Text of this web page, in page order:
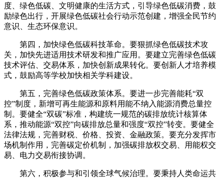
度、绿色低碳、文明健康的生活方式，引导绿色低碳消费，鼓
励绿色出行，开展绿色低碳社会行动示范创建，增强全民节约
意识、生态环保意识。
第四，加快绿色低碳科技革命。要狠抓绿色低碳技术攻
关，加快先进适用技术研发和推广应用。要建立完善绿色低碳
技术评估、交易体系，加快创新成果转化。要创新人才培养模
式，鼓励高等学校加快相关学科建设。
第五，完善绿色低碳政策体系。要进一步完善能耗“双
控”制度，新增可再生能源和原料用能不纳入能源消费总量控
制。要健全“双碳”标准，构建统一规范的碳排放统计核算体
系，推动能源“双控”向碳排放总量和强度“双控”转变。要健全
法律法规，完善财税、价格、投资、金融政策。要充分发挥市
场机制作用，完善碳定价机制，加强碳排放权交易、用能权交
易、电力交易衔接协调。
第六，积极参与和引领全球气候治理。要秉持人类命运共